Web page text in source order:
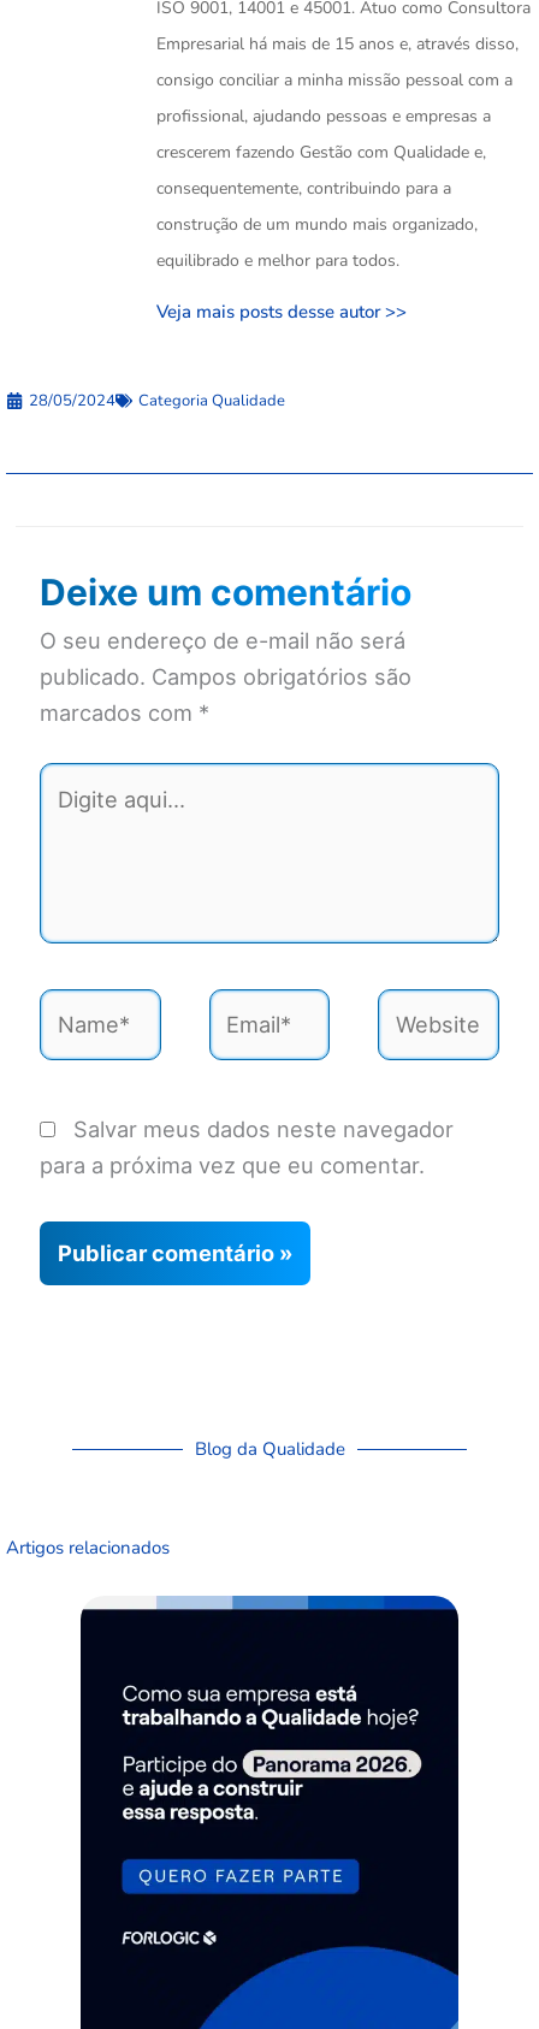
ISO 9001, 14001 e 45001. Atuo como Consultora
Empresarial há mais de 15 anos e, através disso,
consigo conciliar a minha missão pessoal com a
profissional, ajudando pessoas e empresas a
crescerem fazendo Gestão com Qualidade e,
consequentemente, contribuindo para a
construção de um mundo mais organizado,
equilibrado e melhor para todos.
Veja mais posts desse autor >>
28/05/2024 Categoria Qualidade
Deixe um comentário
O seu endereço de e-mail não será
publicado. Campos obrigatórios são
marcados com *
Digite
aqui...
Name* Email* Website
Salvar meus dados neste navegador
para a próxima vez que eu comentar.
Blog da Qualidade
Artigos relacionados